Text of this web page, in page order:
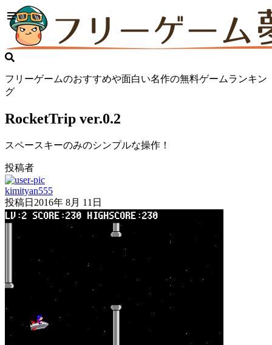
フリーゲームのおすすめや面白い名作の無料ゲームランキン
グ
RocketTrip ver.0.2
スペースキーのみのシンプルな操作！
投稿者
kimityan555
投稿日 2016年 8月 11日